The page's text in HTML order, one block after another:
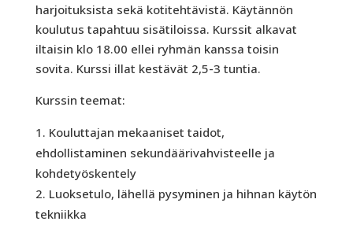
harjoituksista sekä kotitehtävistä. Käytännön
koulutus tapahtuu sisätiloissa. Kurssit alkavat
iltaisin klo 18.00 ellei ryhmän kanssa toisin
sovita. Kurssi illat kestävät 2,5-3 tuntia.
Kurssin teemat:
Kouluttajan mekaaniset taidot,
ehdollistaminen sekundäärivahvisteelle ja
kohdetyöskentely
Luoksetulo, lähellä pysyminen ja hihnan käytön
tekniikka